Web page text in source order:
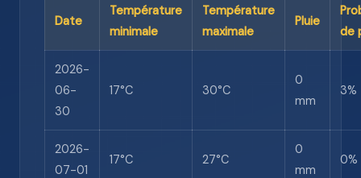
Date
Température
minimale
Température
maximale
Pluie
de
2026-
06-
30
17°C 30°C
0
mm
3%
2026-
07-01
17°C 27°C
0
mm
0%